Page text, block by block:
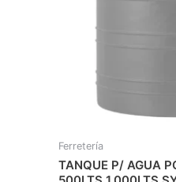
Ferretería
TANQUE P/ AGUA